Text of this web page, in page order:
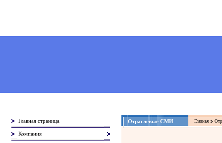
Главная страница
Компания
Отраслевые СМИ Главная